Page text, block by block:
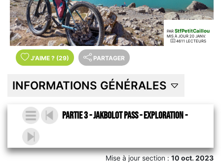
PAR StfPetitCaillou
MIS À JOUR 20 JANV.
4611 LECTEURS
J'AIME ? (29) PARTAGER
INFORMATIONS GÉNÉRALES
PARTIE 3 - JAKBOLOT PASS - Exploration -
Mise à jour section :10 oct. 2023